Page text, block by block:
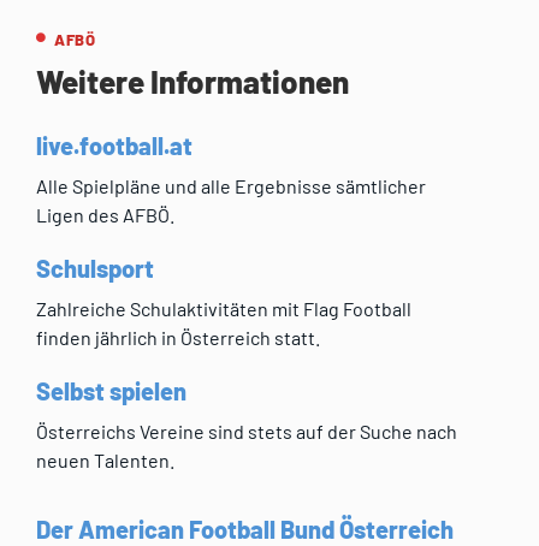
AFBÖ
Weitere Informationen
live.football.at
Alle Spielpläne und alle Ergebnisse sämtlicher
Ligen des AFBÖ.
Schulsport
Zahlreiche Schulaktivitäten mit Flag Football
finden jährlich in Österreich statt.
Selbst spielen
Österreichs Vereine sind stets auf der Suche nach
neuen Talenten.
Der American Football Bund Österreich